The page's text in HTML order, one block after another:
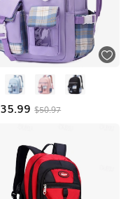
35.99 $50.97